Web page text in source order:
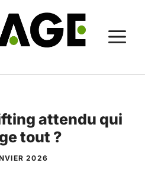
attendu qui
tout ?
2026